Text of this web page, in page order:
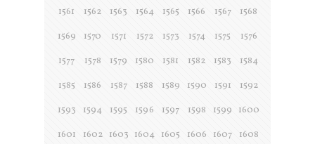
1561
1562 1563 1564 1565 1566 1567
1568
1569
1570 1571 1572 1573 1574 1575
1576
1577
1578 1579 1580 1581 1582 1583
1584
1585
1586 1587 1588 1589 1590 1591
1592
1593
1594 1595 1596 1597 1598 1599
1600
1601
1602 1603 1604 1605 1606 1607
1608